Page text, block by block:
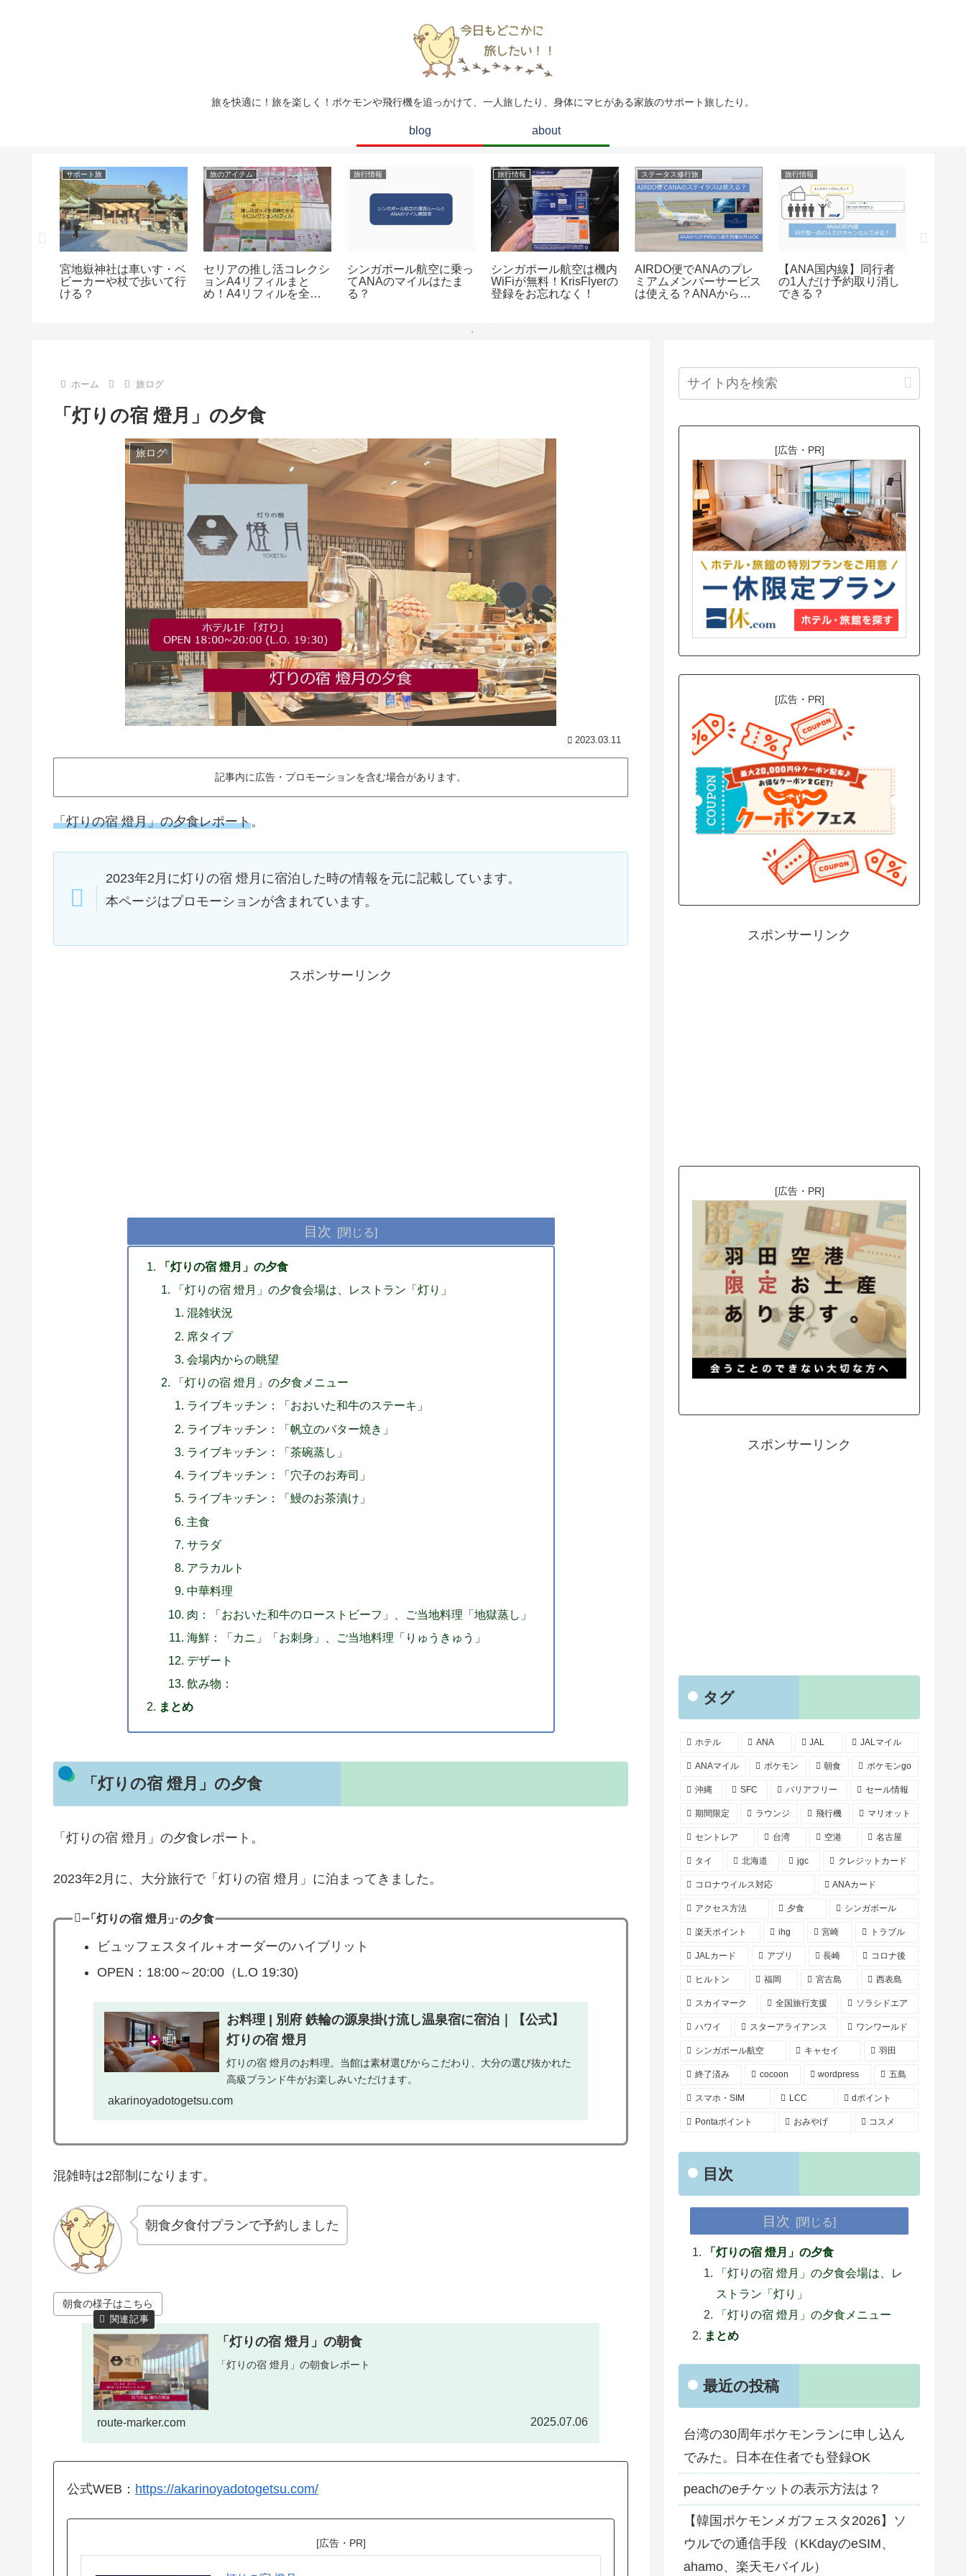
旅を快適に！旅を楽しく！ポケモンや飛行機を追っかけて、一人旅したり、身体にマヒがある家族のサポート旅したり。
blog about
サポート旅
宮地嶽神社は車いす・ベ
ビーカーや杖で歩いて行
ける？
旅のアイテム
セリアの推し活コレクシ
ョンA4リフィルまと
め！A4リフィルを全チ
旅行情報
シンガポール航空に乗っ
てANAのマイルはたま
る？
旅行情報
シンガポール航空は機内
WiFiが無料！KrisFlyerの
登録をお忘れなく！
ステータス修行旅
AIRDO便でANAのプレ
ミアムメンバーサービス
は使える？ANAから予
旅行情報
【ANA国内線】同行者
の1人だけ予約取り消し
できる？
ホーム 旅ログ
「灯りの宿 燈月」の夕食
旅ログ
2023.03.11
記事内に広告・プロモーションを含む場合があります。
「灯りの宿 燈月」の夕食レポート。
2023年2月に灯りの宿 燈月に宿泊した時の情報を元に記載しています。
本ページはプロモーションが含まれています。
スポンサーリンク
目次
「灯りの宿 燈月」の夕食
「灯りの宿 燈月」の夕食会場は、レストラン「灯り」
混雑状況
席タイプ
会場内からの眺望
「灯りの宿 燈月」の夕食メニュー
ライブキッチン：「おおいた和牛のステーキ」
ライブキッチン：「帆立のバター焼き」
ライブキッチン：「茶碗蒸し」
ライブキッチン：「穴子のお寿司」
ライブキッチン：「鰻のお茶漬け」
主食
サラダ
アラカルト
中華料理
肉：「おおいた和牛のローストビーフ」、ご当地料理「地獄蒸し」
海鮮：「カニ」「お刺身」、ご当地料理「りゅうきゅう」
デザート
飲み物：
まとめ
「灯りの宿 燈月」の夕食
「灯りの宿 燈月」の夕食レポート。
2023年2月に、大分旅行で「灯りの宿 燈月」に泊まってきました。
「灯りの宿 燈月」の夕食
ビュッフェスタイル＋オーダーのハイブリット
OPEN：18:00～20:00（L.O 19:30)
お料理 | 別府 鉄輪の源泉掛け流し温泉宿に宿泊｜【公式】
灯りの宿 燈月
灯りの宿 燈月のお料理。当館は素材選びからこだわり、大分の選び抜かれた
高級ブランド牛がお楽しみいただけます。
akarinoyadotogetsu.com
混雑時は2部制になります。
朝食夕食付プランで予約しました
朝食の様子はこちら
「灯りの宿 燈月」の朝食
「灯りの宿 燈月」の朝食レポート
route-marker.com 2025.07.06
公式WEB： https://akarinoyadotogetsu.com/
[広告・PR]
[広告・PR]
[広告・PR]
スポンサーリンク
[広告・PR]
スポンサーリンク
タグ
ホテル ANA JAL JALマイル
ANAマイル ポケモン 朝食 ポケモンgo
沖縄 SFC バリアフリー セール情報
期間限定 ラウンジ 飛行機 マリオット
セントレア 台湾 空港 名古屋
タイ 北海道 jgc クレジットカード
コロナウイルス対応 ANAカード
アクセス方法 夕食 シンガポール
楽天ポイント ihg 宮崎 トラブル
JALカード アプリ 長崎 コロナ後
ヒルトン 福岡 宮古島 西表島
スカイマーク 全国旅行支援 ソラシドエア
ハワイ スターアライアンス ワンワールド
シンガポール航空 キャセイ 羽田
終了済み cocoon wordpress 五島
スマホ・SIM LCC dポイント
Pontaポイント おみやげ コスメ
目次
目次
「灯りの宿 燈月」の夕食
「灯りの宿 燈月」の夕食会場は、レ
ストラン「灯り」
「灯りの宿 燈月」の夕食メニュー
まとめ
最近の投稿
台湾の30周年ポケモンランに申し込ん
でみた。日本在住者でも登録OK
peachのeチケットの表示方法は？
【韓国ポケモンメガフェスタ2026】ソ
ウルでの通信手段（KKdayのeSIM、
ahamo、楽天モバイル）